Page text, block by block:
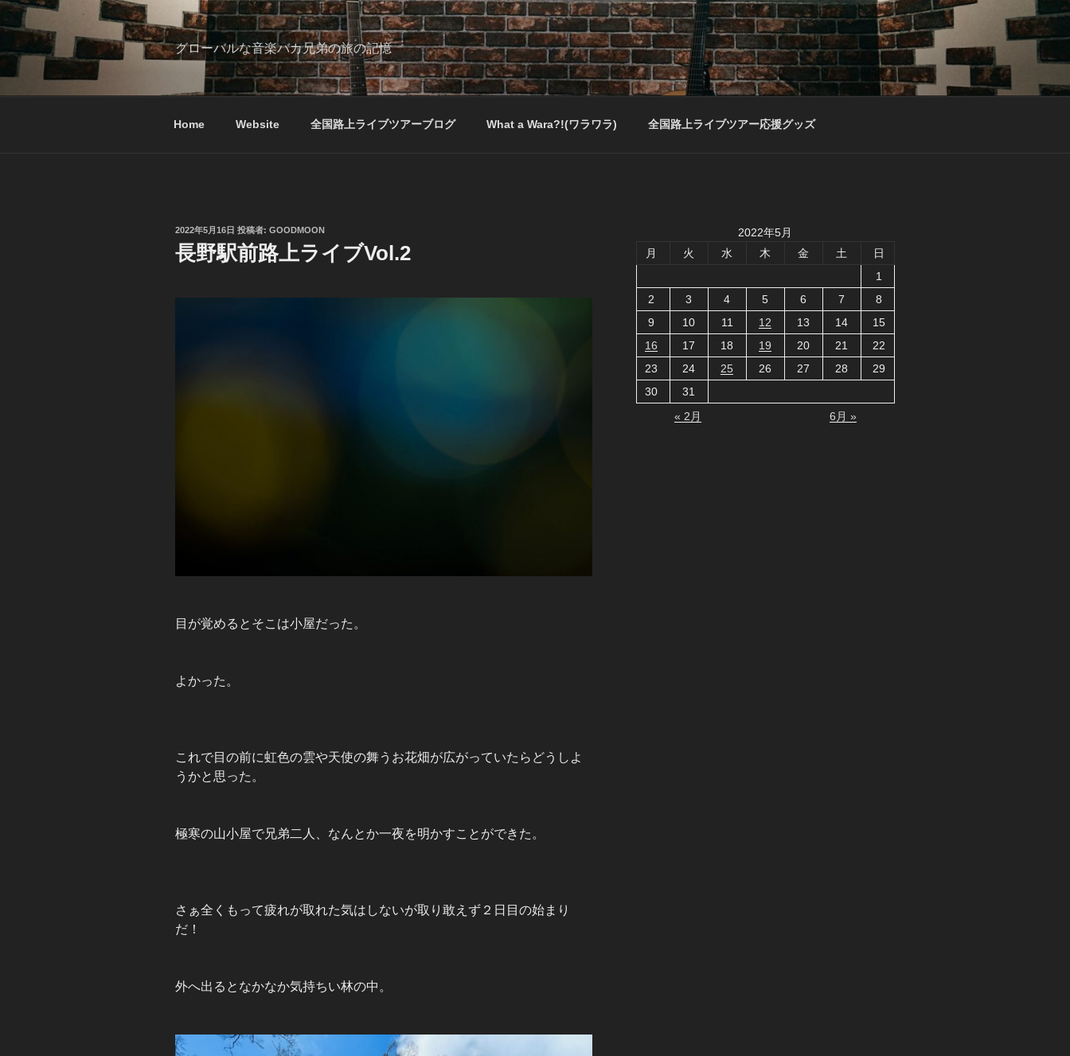
コ
ン
グローバルな音楽バカ兄弟の旅の記憶
Home Website 全国路上ライブツアーブログ What a Wara?!(ワラワラ) 全国路上ライブツアー応援グッズ
投
稿
日:
2022年5月16日 投稿者: GOODMOON
長野駅前路上ライブVol.2
目が覚めるとそこは小屋だった。
よかった。
これで目の前に虹色の雲や天使の舞うお花畑が広がっていたらどうしよ
うかと思った。
極寒の山小屋で兄弟二人、なんとか一夜を明かすことができた。
さぁ全くもって疲れが取れた気はしないが取り敢えず２日目の始まり
だ！
外へ出るとなかなか気持ちい林の中。
2022年5月
月
火 水 木 金 土
日
1
2
3 4 5 6 7
8
9
10 11 12 13 14
15
16
17 18 19 20 21
22
23
24 25 26 27 28
29
30
31
« 2月
6月 »